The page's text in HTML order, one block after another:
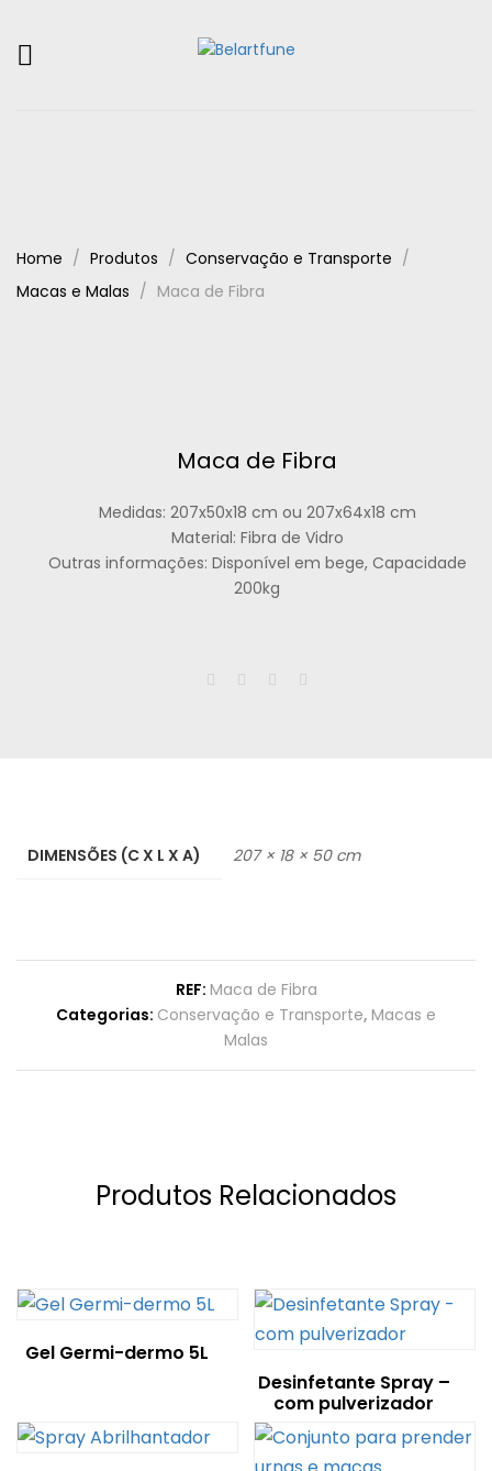
Home Produtos
Conservação e Transporte
Macas e Malas
Maca de Fibra
Maca de Fibra
Medidas: 207x50x18 cm ou 207x64x18 cm
Material: Fibra de Vidro
Outras informações: Disponível em bege, Capacidade
200kg
DIMENSÕES (C X L X A) 207 × 18 × 50 cm
REF: Maca de Fibra
Categorias: Conservação e Transporte, Macas e
Malas
Produtos Relacionados
Gel Germi-dermo 5L
Desinfetante Spray –
com pulverizador